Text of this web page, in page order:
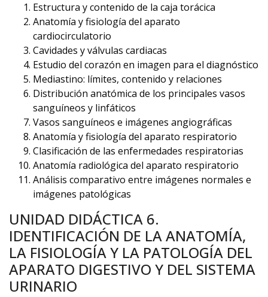
Estructura y contenido de la caja torácica
Anatomía y fisiología del aparato
cardiocirculatorio
Cavidades y válvulas cardiacas
Estudio del corazón en imagen para el diagnóstico
Mediastino: límites, contenido y relaciones
Distribución anatómica de los principales vasos
sanguíneos y linfáticos
Vasos sanguíneos e imágenes angiográficas
Anatomía y fisiología del aparato respiratorio
Clasificación de las enfermedades respiratorias
Anatomía radiológica del aparato respiratorio
Análisis comparativo entre imágenes normales e
imágenes patológicas
UNIDAD DIDÁCTICA 6.
IDENTIFICACIÓN DE LA ANATOMÍA,
LA FISIOLOGÍA Y LA PATOLOGÍA DEL
APARATO DIGESTIVO Y DEL SISTEMA
URINARIO